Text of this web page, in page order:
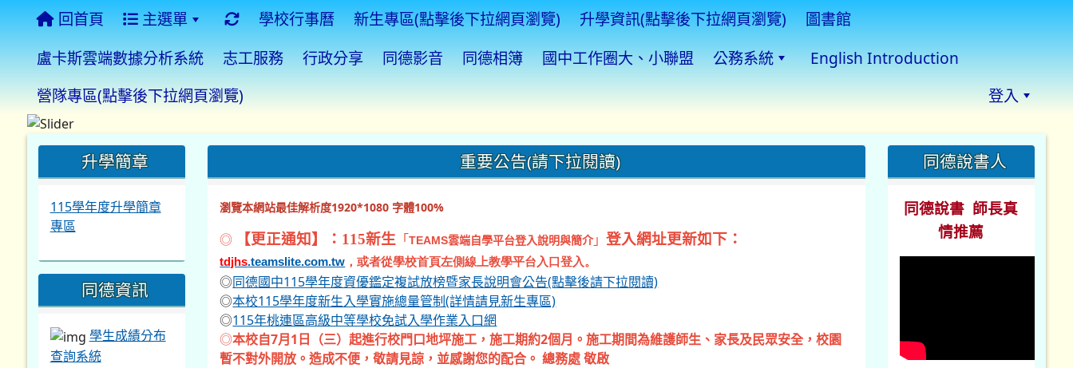
回首頁 主選單 學校行事曆 新生專區(點擊後下拉網頁瀏覽) 升學資訊(點擊後下拉網頁瀏覽)
圖書館
盧卡斯雲端數據分析系統
志工服務 行政分享 同德影音 同德相簿 國中工作圈大、小聯盟 公務系統
English Introduction
營隊專區(點擊後下拉網頁瀏覽)
登入
重要公告(請下拉閱讀)
瀏覽本網站最佳解析度1920*1080 字體100%
◎ 【更正通知】：115新生 「TEAMS雲端自學平台登入說明與簡介」登入網址更新如下：
tdjhs.teamslite.com.tw ，或者從學校首頁左側線上教學平台入口登入。
◎同德國中115學年度資優鑑定複試放榜暨家長說明會公告(點擊後請下拉閱讀)
◎本校115學年度新生入學實施總量管制(詳情請見新生專區)
◎115年桃連區高級中等學校免試入學作業入口網
◎本校自7月1日（三）起進行校門口地坪施工，施工期約2個月。施工期間為維護師生、家長及民眾安全，校園
暫不對外開放。造成不便，敬請見諒，並感謝您的配合。 總務處 敬啟
::: 升學簡章
115學年度升學簡章
專區
同德資訊
學生成績分布
查詢系統
::: 同德說書人
同德說書 師長真
情推薦